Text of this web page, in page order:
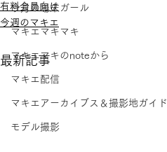
今月の場末ガール
マキエマキマキ
マキエマキのnoteから
マキエ配信
マキエアーカイブス＆撮影地ガイド
モデル撮影
有料会員向け
今週のマキエ
最新記事